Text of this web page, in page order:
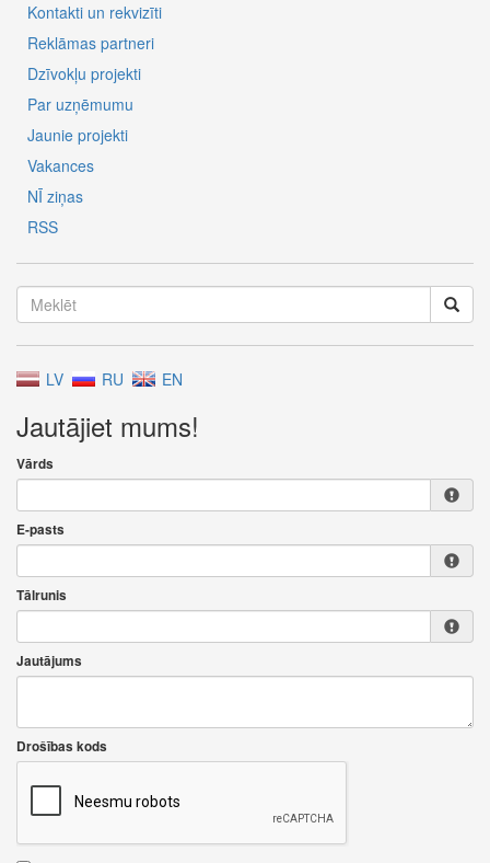
Kontakti un rekvizīti
Reklāmas partneri
Dzīvokļu projekti
Par uzņēmumu
Jaunie projekti
Vakances
NĪ ziņas
RSS
LV RU EN
Jautājiet mums!
Vārds
E-pasts
Tālrunis
Jautājums
Drošības kods